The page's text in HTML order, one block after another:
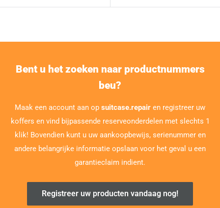
Bent u het zoeken naar productnummers
beu?
Maak een account aan op suitcase.repair en registreer uw
koffers en vind bijpassende reserveonderdelen met slechts 1
klik! Bovendien kunt u uw aankoopbewijs, serienummer en
andere belangrijke informatie opslaan voor het geval u een
garantieclaim indient.
Registreer uw producten vandaag nog!